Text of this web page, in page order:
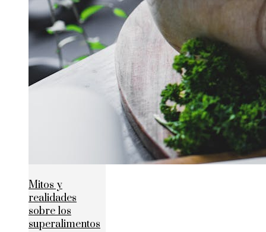
Mitos y
realidades
sobre los
superalimentos